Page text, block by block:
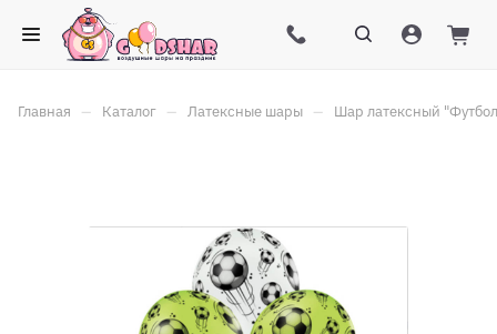
Главная – Каталог – Латексные шары – Шар латексный